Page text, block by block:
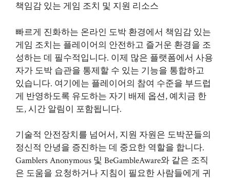
책임감 있는 게임 조치 및 지원 리소스
빠르게 진화하는 온라인 도박 환경에서 책임감 있는
게임 조치는 플레이어의 안전하고 즐거운 환경을 조
성하는 데 필수적입니다. 이제 많은 플랫폼에서 사용
자가 도박 습관을 통제할 수 있는 기능을 통합하고
있습니다. 여기에는 플레이어의 참여 수준을 부드럽
게 반영하도록 유도하는 자기 배제 옵션, 예치금 한
도, 시간 알림이 포함됩니다.
기술적 안전장치를 넘어서, 지원 자원은 도박꾼들의
정신적 안녕을 증진하는 데 중요한 역할을 합니다.
Gamblers Anonymous 및 BeGambleAware와 같은 조직
은 도움을 요청하거나 지침이 필요한 사람들에게 귀